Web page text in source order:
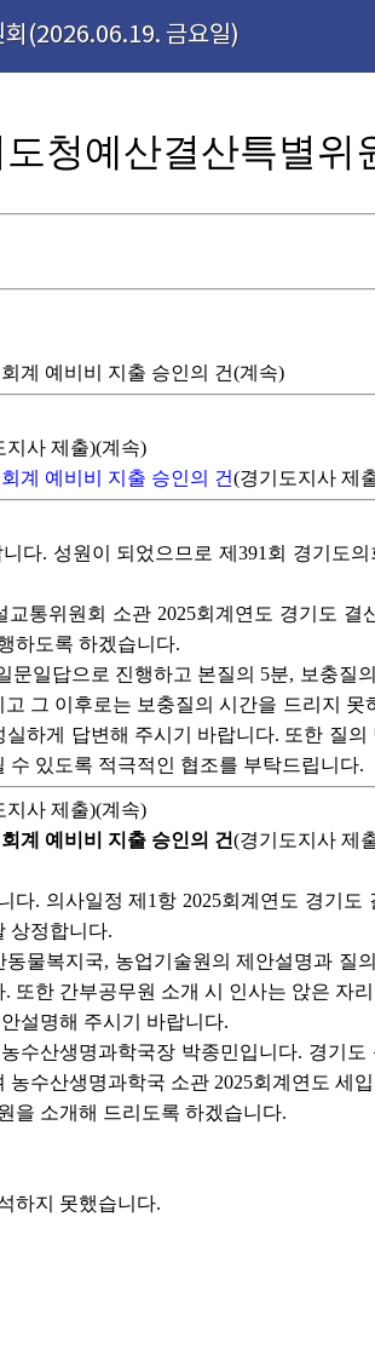
회(2026.06.19. 금요일)
청예산결산특별위
계 예비비 지출 승인의 건(계속)
지사 제출)(계속)
계 예비비 지출 승인의 건(경기도지사 제
다. 성원이 되었으므로 제391회 경기도
통위원회 소관 2025회계연도 경기도
하도록 하겠습니다.
일답으로 진행하고 본질의 5분, 보충질
그 이후로는 보충질의 시간을 드리지
하게 답변해 주시기 바랍니다. 또한 질
있도록 적극적인 협조를 부탁드립니다.
지사 제출)(계속)
계 예비비 지출 승인의 건(경기도지사 제
다. 의사일정 제1항 2025회계연도 경기
상정합니다.
물복지국, 농업기술원의 제안설명과 질
또한 간부공무원 소개 시 인사는 앉은 자
설명해 주시기 바랍니다.
수산생명과학국장 박종민입니다. 경기
수산생명과학국 소관 2025회계연도 세
을 소개해 드리도록 하겠습니다.
하지 못했습니다.